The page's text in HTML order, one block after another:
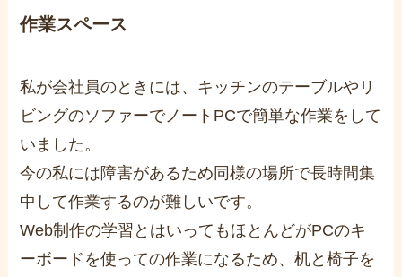
作業スペース
私が会社員のときには、キッチンのテーブルやリ
ビングのソファーでノートPCで簡単な作業をして
いました。
今の私には障害があるため同様の場所で長時間集
中して作業するのが難しいです。
Web制作の学習とはいってもほとんどがPCのキ
ーボードを使っての作業になるため、机と椅子を